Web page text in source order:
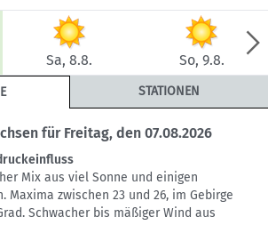
Sa, 8.8. So, 9.8.
STATIONEN
für Freitag, den 07.08.2026
Mix aus viel Sonne und einigen
Maxima zwischen 23 und 26, im Gebirge
Schwacher bis mäßiger Wind aus